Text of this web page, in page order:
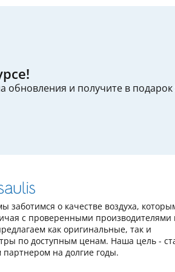
обновления и получите в подарок
заботимся о качестве воздуха,
с проверенными производителями
как оригинальные, так и
по доступным ценам. Наша цель -
на долгие годы.